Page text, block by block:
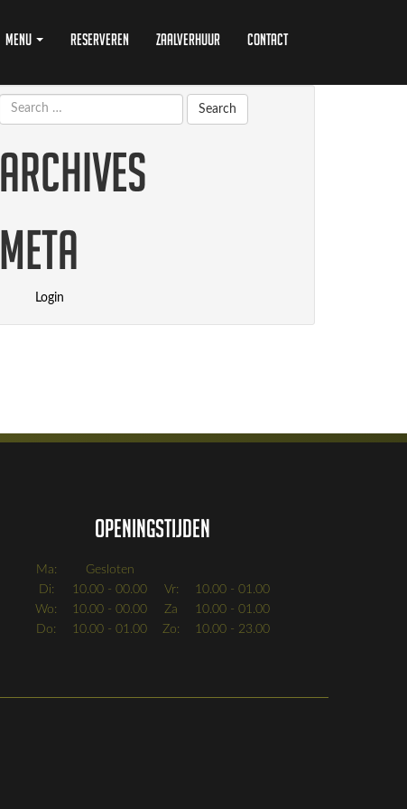
Menu Reserveren Zaalverhuur Contact
Archives
Meta
Login
Openingstijden
Ma:
Gesloten
Di:
10.00 - 00.00 Vr:
10.00 - 01.00
Wo:
10.00 - 00.00 Za
10.00 - 01.00
Do:
10.00 - 01.00 Zo: 10.00 - 23.00